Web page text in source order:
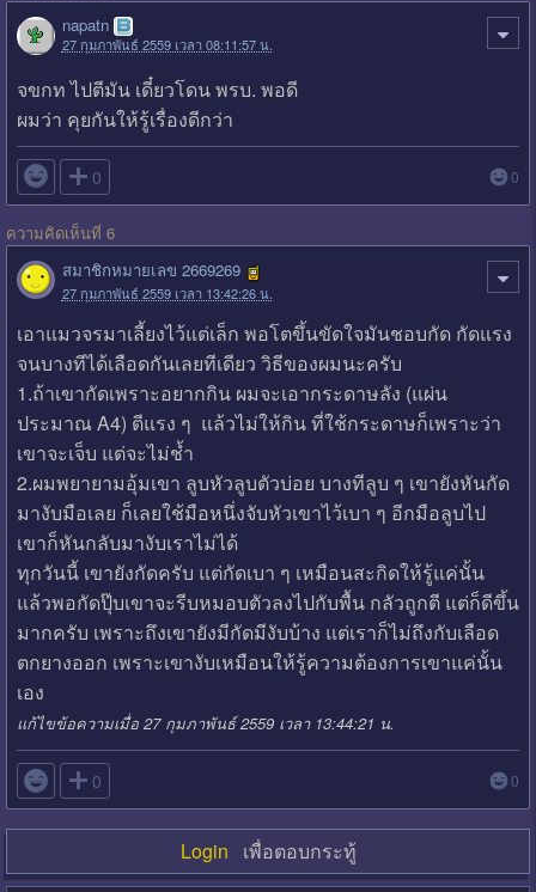
napatn
27 กุมภาพันธ์ 2559 เวลา 08:11:57 น.
จขกท ไปตีมัน เดี๋ยวโดน พรบ. พอดี
ผมว่า คุยกันให้รู้เรื่องดีกว่า
 0 0
ความคิดเห็นที่ 6
สมาชิกหมายเลข 2669269
27 กุมภาพันธ์ 2559 เวลา 13:42:26 น.
เอาแมวจรมาเลี้ยงไว้แต่เล็ก พอโตขึ้นขัดใจมันชอบกัด กัดแรง
จนบางทีได้เลือดกันเลยทีเดียว วิธีของผมนะครับ
1.ถ้าเขากัดเพราะอยากกิน ผมจะเอากระดาษลัง (แผ่น
ประมาณ A4) ตีแรง ๆ แล้วไม่ให้กิน ที่ใช้กระดาษก็เพราะว่า
เขาจะเจ็บ แต่จะไม่ช้ำ
2.ผมพยายามอุ้มเขา ลูบหัวลูบตัวบ่อย บางทีลูบ ๆ เขายังหันกัด
มางับมือเลย ก็เลยใช้มือหนึ่งจับหัวเขาไว้เบา ๆ อีกมือลูบไป
เขาก็หันกลับมางับเราไม่ได้
ทุกวันนี้ เขายังกัดครับ แต่กัดเบา ๆ เหมือนสะกิดให้รู้แค่นั้น
แล้วพอกัดปุ๊บเขาจะรีบหมอบตัวลงไปกับพื้น กลัวถูกตี แต่ก็ดีขึ้น
มากครับ เพราะถึงเขายังมีกัดมีงับบ้าง แต่เราก็ไม่ถึงกับเลือด
ตกยางออก เพราะเขางับเหมือนให้รู้ความต้องการเขาแค่นั้น
เอง
แก้ไขข้อความเมื่อ 27 กุมภาพันธ์ 2559 เวลา 13:44:21 น.
 0 0
Login เพื่อตอบกระทู้